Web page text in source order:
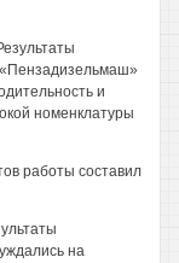
и
номенклатуры
работы составил
на